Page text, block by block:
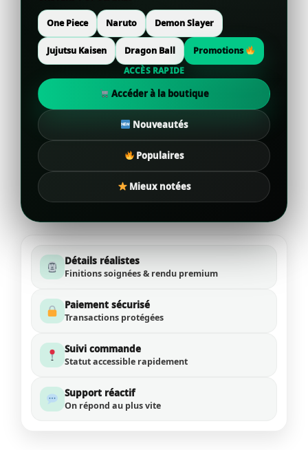
One Piece Naruto Demon Slayer
Jujutsu Kaisen Dragon Ball
Promotions
ACCÈS RAPIDE
Accéder à la boutique
Nouveautés
Populaires
Mieux notées
Détails réalistes
Finitions soignées & rendu premium
Paiement sécurisé
Transactions protégées
Suivi commande
Statut accessible rapidement
Support réactif
On répond au plus vite